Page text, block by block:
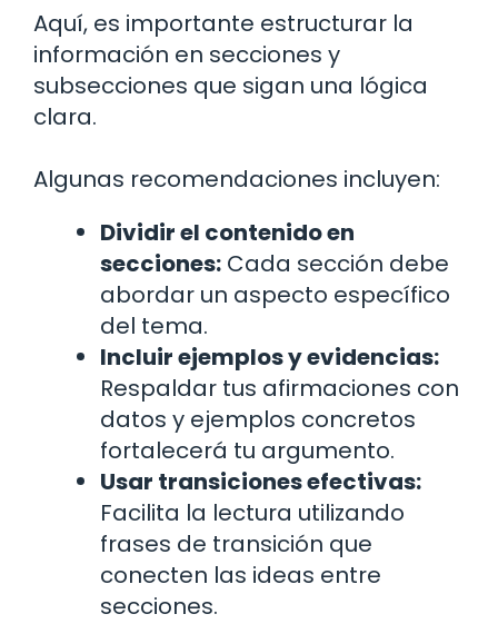
Aquí, es importante estructurar la
información en secciones y
subsecciones que sigan una lógica
clara.
Algunas recomendaciones incluyen:
Dividir el contenido en
secciones: Cada sección debe
abordar un aspecto específico
del tema.
Incluir ejemplos y evidencias:
Respaldar tus afirmaciones con
datos y ejemplos concretos
fortalecerá tu argumento.
Usar transiciones efectivas:
Facilita la lectura utilizando
frases de transición que
conecten las ideas entre
secciones.